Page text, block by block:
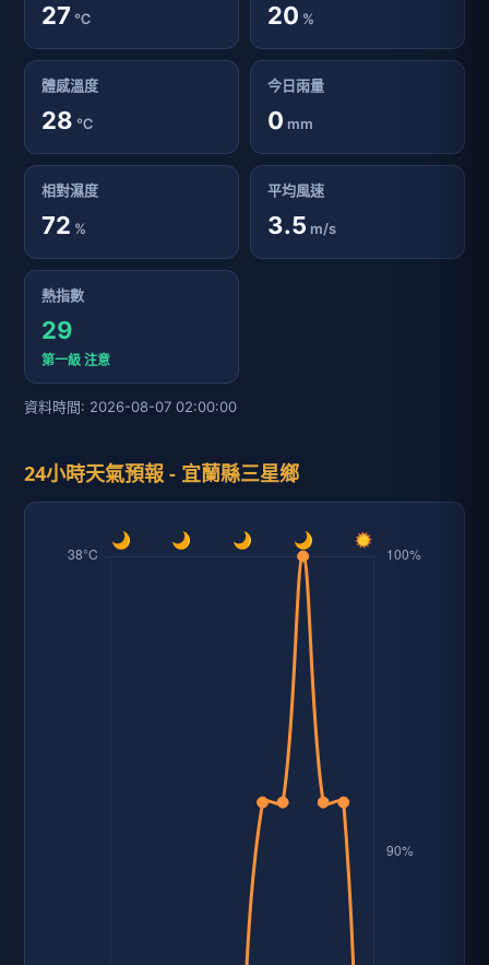
27 ℃ 20 %
體感溫度
28 ℃
今日雨量
0 mm
相對濕度
72 %
平均風速
3.5 m/s
熱指數
29
第一級 注意
資料時間: 2026-08-07 02:00:00
24小時天氣預報 - 宜蘭縣三星鄉